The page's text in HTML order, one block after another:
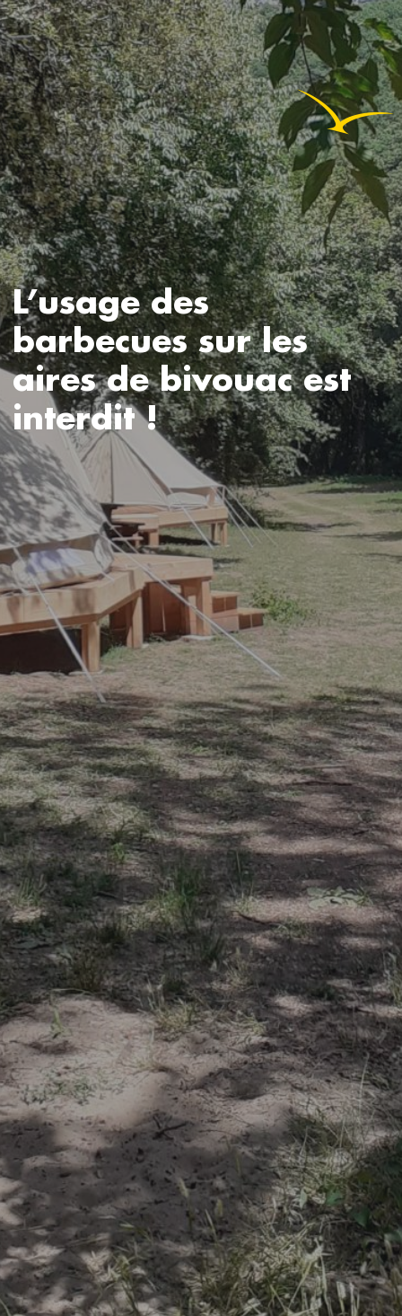
L’usage des
barbecues sur les
aires de bivouac est
interdit !